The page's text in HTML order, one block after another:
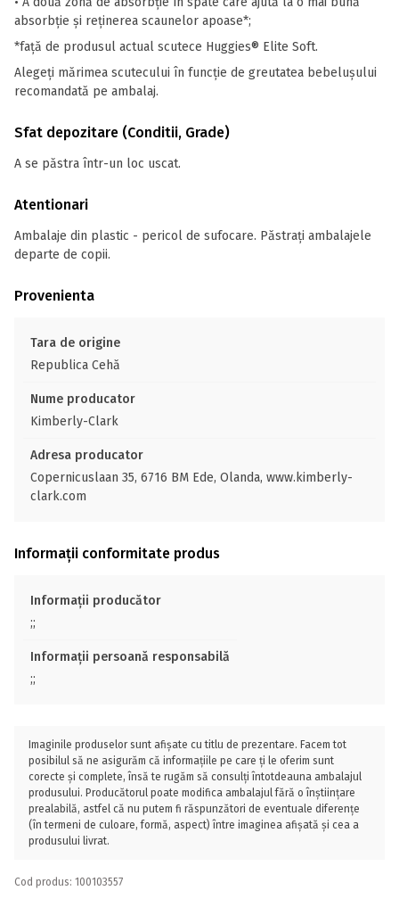
absorbție și reţinerea scaunelor apoase*;
*faţă de produsul actual scutece Huggies® Elite Soft.
Alegeți mărimea scutecului în funcție de greutatea bebelușului
recomandată pe ambalaj.
Sfat depozitare (Conditii, Grade)
A se păstra într-un loc uscat.
Atentionari
Ambalaje din plastic - pericol de sufocare. Păstrați ambalajele
departe de copii.
Provenienta
Tara de origine
Republica Cehă
Nume producator
Kimberly-Clark
Adresa producator
Copernicuslaan 35, 6716 BM Ede, Olanda, www.kimberly-
clark.com
Informații conformitate produs
Informații producător
;;
Informații persoană responsabilă
;;
Imaginile produselor sunt afișate cu titlu de prezentare. Facem tot
posibilul să ne asigurăm că informațiile pe care ți le oferim sunt
corecte și complete, însă te rugăm să consulți întotdeauna ambalajul
produsului. Producătorul poate modifica ambalajul fără o înștiințare
prealabilă, astfel că nu putem fi răspunzători de eventuale diferențe
(în termeni de culoare, formă, aspect) între imaginea afișată și cea a
produsului livrat.
Cod produs: 100103557